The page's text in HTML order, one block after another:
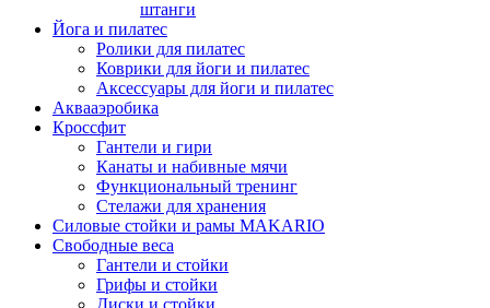
штанги
Йога и пилатес
Ролики для пилатес
Коврики для йоги и пилатес
Аксессуары для йоги и пилатес
Аквааэробика
Кроссфит
Гантели и гири
Канаты и набивные мячи
Функциональный тренинг
Стелажи для хранения
Силовые стойки и рамы MAKARIO
Свободные веса
Гантели и стойки
Грифы и стойки
Диски и стойки